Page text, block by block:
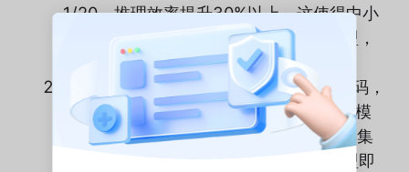
1/20，推理效率提升30%以上。这使得中小
企业和开发者能以低成本调用高性能模型，
推动“技术普惠”。
生态重构：DeepSeek开放API与核心代码，
形成“大厂炼模型、中小厂做应用”的分工模
式。例如，华为、OPPO等厂商迅速将其集
成至手机端，阿里云、天翼云则提供模型即